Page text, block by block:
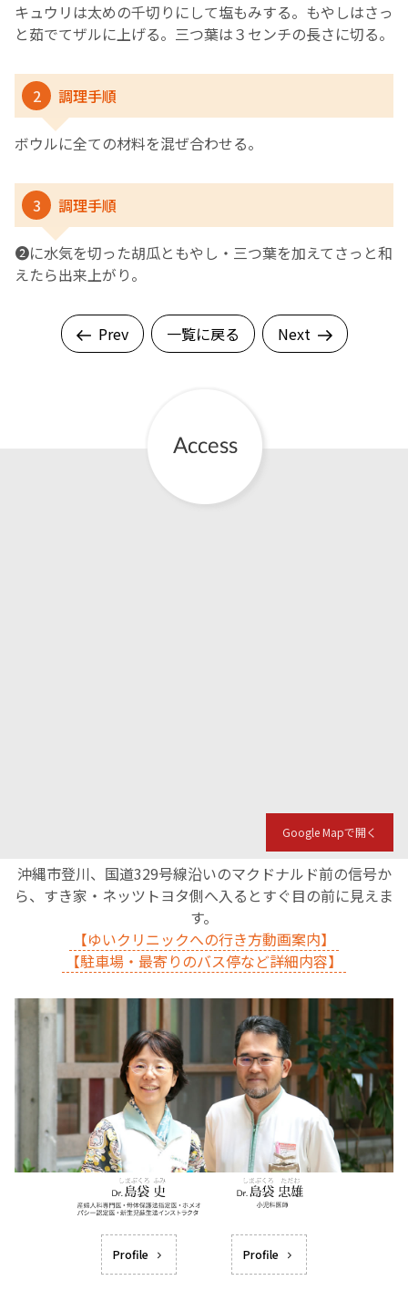
キュウリは太めの千切りにして塩もみする。もやしはさっ
と茹でてザルに上げる。三つ葉は３センチの長さに切る。
2 調理手順
ボウルに全ての材料を混ぜ合わせる。
3 調理手順
❷に水気を切った胡瓜ともやし・三つ葉を加えてさっと和
えたら出来上がり。
Prev 一覧に戻る Next
Google Mapで開く
沖縄市登川、国道329号線沿いのマクドナルド前の信号か
ら、すき家・ネッツトヨタ側へ入るとすぐ目の前に見えま
す。
【ゆいクリニックへの行き方動画案内】
【駐車場・最寄りのバス停など詳細内容】
Profile Profile